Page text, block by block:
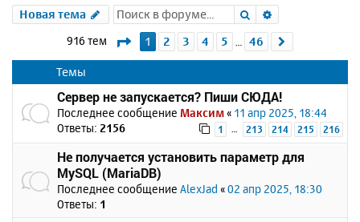
Новая тема Поиск
916 тем Страница1 из 46
1 2 3 4 5 46
Темы
Сервер не запускается? Пиши СЮДА!
Последнее сообщение Максим « 11 апр 2025, 18:44
Ответы: 2156 1 … 213 214 215 216
Не получается установить параметр для
MySQL (MariaDB)
Последнее сообщение AlexJad «02 апр 2025, 18:30
Ответы: 1